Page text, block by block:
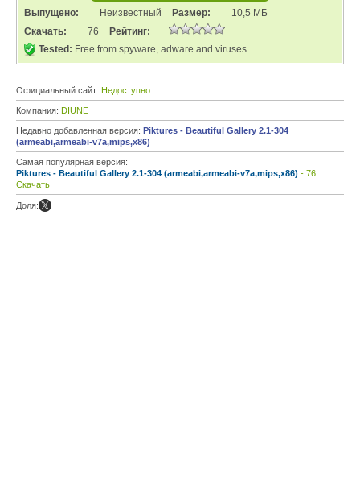
Выпущено: Неизвестный Размер:
10,5 МБ
Скачать:
76
Рейтинг:
Tested: Free from spyware, adware and viruses
Официальный сайт: Недоступно
Компания: DIUNE
Недавно добавленная версия: Piktures - Beautiful Gallery 2.1-304
(armeabi,armeabi-v7a,mips,x86)
Самая популярная версия:
Piktures - Beautiful Gallery 2.1-304 (armeabi,armeabi-v7a,mips,x86) - 76
Скачать
Доля: